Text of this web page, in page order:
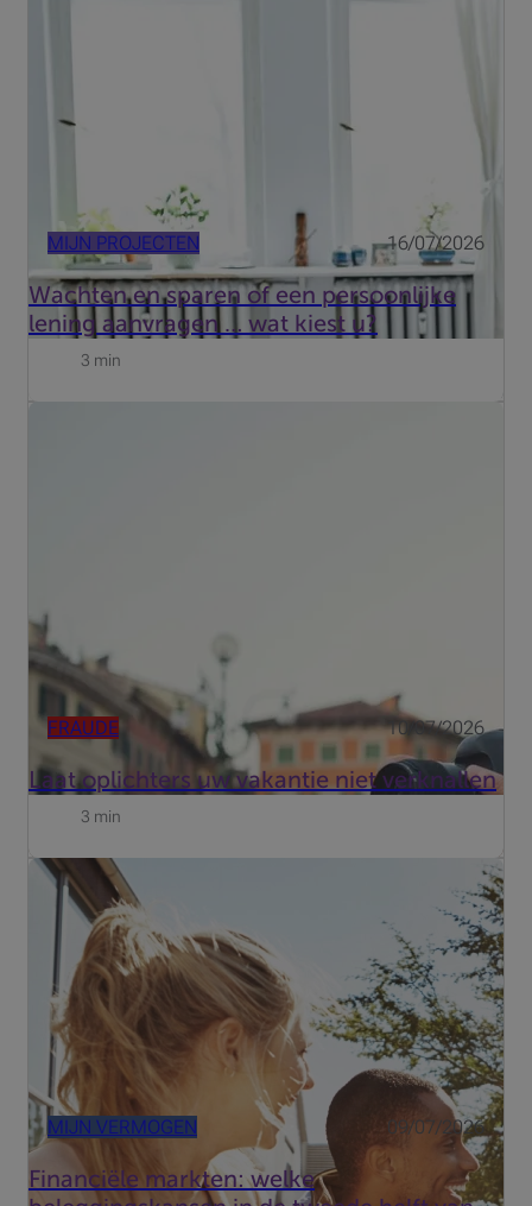
MIJN PROJECTEN 16/07/2026
Wachten en sparen of een persoonlijke
lening aanvragen … wat kiest u?
3 min
FRAUDE 10/07/2026
Laat oplichters uw vakantie niet verknallen
3 min
MIJN VERMOGEN 09/07/2026
Financiële markten: welke
Ondanks geopolitieke spanningen en de AI-revolutie
blijven de markten veerkrachtig. Welke thema's zullen in
de tweede helft van 2026 het verschil maken?